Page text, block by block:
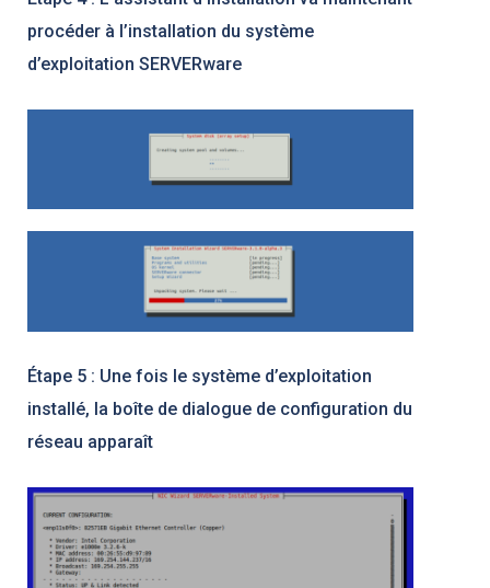
procéder à l’installation du système
d’exploitation SERVERware
Étape 5 : Une fois le système d’exploitation
installé, la boîte de dialogue de configuration du
réseau apparaît